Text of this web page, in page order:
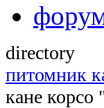
directory
питомник
кане корсо